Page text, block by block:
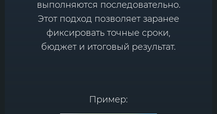
выполняются последовательно.
Этот подход позволяет заранее
фиксировать точные сроки,
бюджет и итоговый результат.
Пример: